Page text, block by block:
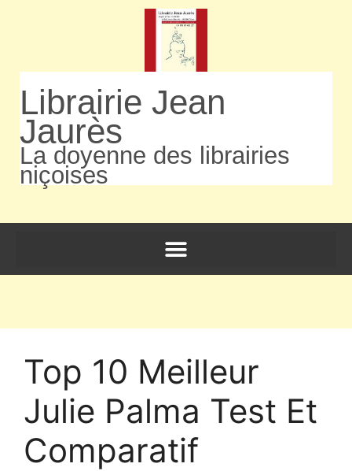
Librairie Jean
Jaurès
La doyenne des librairies
niçoises
Top 10 Meilleur
Julie Palma Test Et
Comparatif